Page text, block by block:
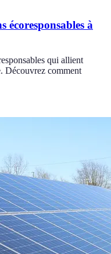
écoresponsables à
qui allient
Découvrez comment